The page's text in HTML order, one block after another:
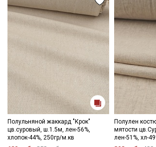
точное соответствие цветов. К сожалению,
цветовых настройках дисплеев слишком
однозначного определения какого-либо
Именно поэтому на сайте можно заказать
образцов ткани или уточнить их наличие у
Полульняной жаккард "Крок"
цв.суровый, ш.1.5м, лен-56%,
хлопок-44%, 250гр/м.кв
Полулен
мятости
лен-51%, хл-
Секретная рассылка от Купава
Мы публикуем здесь
промокоды и скидки до 30%
категории тканей
Электронная почта